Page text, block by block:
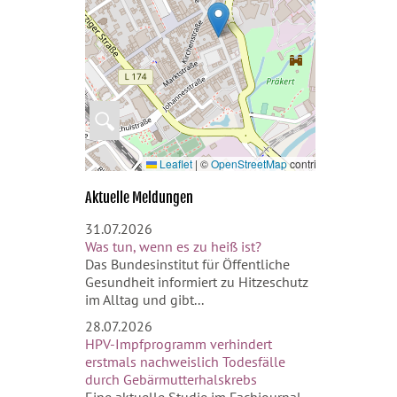
🔍
Leaflet | ©OpenStreetMapcontributors
Aktuelle Meldungen
31.07.2026
Was tun, wenn es zu heiß ist?
Das Bundesinstitut für Öffentliche
Gesundheit informiert zu Hitzeschutz
im Alltag und gibt...
28.07.2026
HPV-Impfprogramm verhindert
erstmals nachweislich Todesfälle
durch Gebärmutterhalskrebs